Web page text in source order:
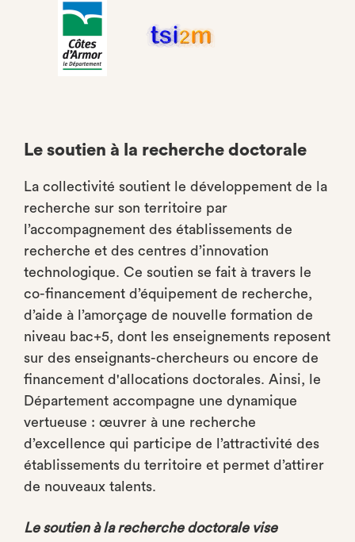
Le soutien à la recherche doctorale
La collectivité soutient le développement de la
recherche sur son territoire par
l’accompagnement des établissements de
recherche et des centres d’innovation
technologique. Ce soutien se fait à travers le
co-financement d’équipement de recherche,
d’aide à l’amorçage de nouvelle formation de
niveau bac+5, dont les enseignements reposent
sur des enseignants-chercheurs ou encore de
financement d'allocations doctorales. Ainsi, le
Département accompagne une dynamique
vertueuse : œuvrer à une recherche
d’excellence qui participe de l’attractivité des
établissements du territoire et permet d’attirer
de nouveaux talents.
Le soutien à la recherche doctorale vise